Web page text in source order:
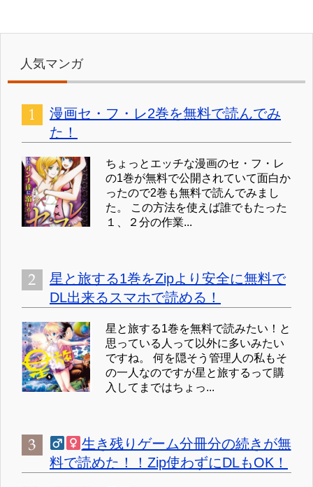
人気マンガ
漫画セ・フ・レ2巻を無料で読んでみ
た！
ちょっとエッチな漫画のセ・フ・レ
の1巻が無料で公開されていて面白か
ったので2巻も無料で読んでみまし
た。 この方法を使えば誰でもたった
１、２分の作業...
星と旅する1巻をZipより安全に無料で
DL出来るスマホで読める！
星と旅する1巻を無料で読みたい！と
思っている人って以外に多いみたい
ですね。 何を隠そう管理人の私もそ
の一人なのですが星と旅するって購
入してまではちょっ...
生き残りゲーム分冊分の続きが無
料で読めた！！Zip使わずにDLもOK！